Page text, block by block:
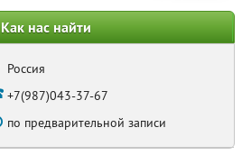
Как нас найти
Россия
+7(987)043-37-67
по предварительной записи